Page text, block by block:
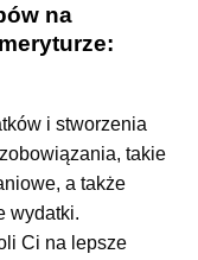
na
i stworzenia
takie
a także
wydatki.
Ci na lepsze